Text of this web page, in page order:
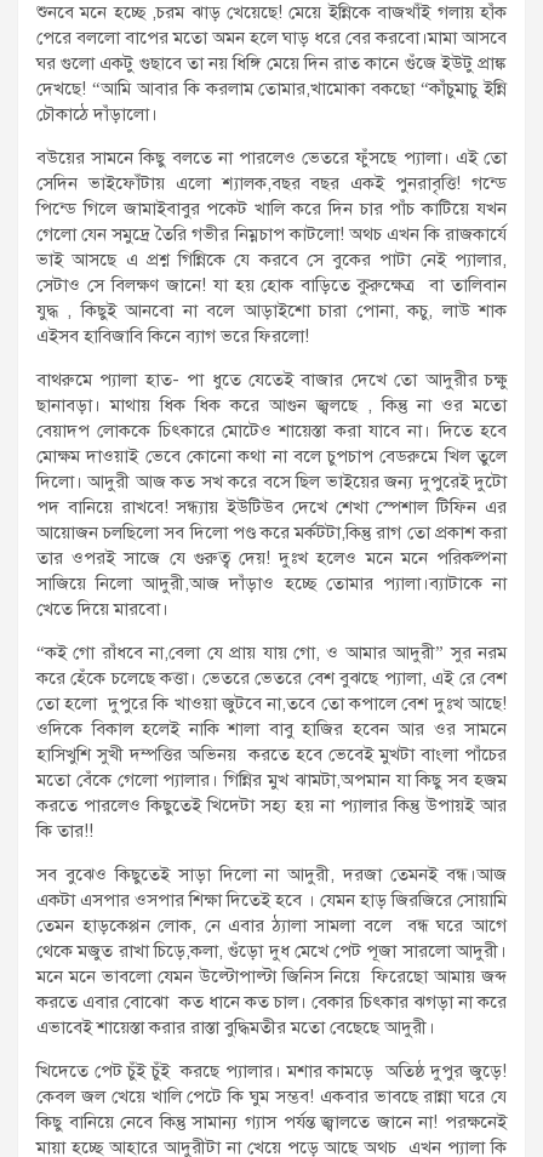
শুনবে মনে হচ্ছে ,চরম ঝাড় খেয়েছে! মেয়ে ইন্নিকে বাজখাঁই গলায় হাঁক
পেরে বললো বাপের মতো অমন হলে ঘাড় ধরে বের করবো।মামা আসবে
ঘর গুলো একটু গুছাবে তা নয় ধিঙ্গি মেয়ে দিন রাত কানে গুঁজে ইউটু প্রাঙ্ক
দেখছে! “আমি আবার কি করলাম তোমার,খামোকা বকছো “কাঁচুমাচু ইন্নি
চৌকাঠে দাঁড়ালো।
বউয়ের সামনে কিছু বলতে না পারলেও ভেতরে ফুঁসছে প্যালা। এই তো
সেদিন ভাইফোঁটায় এলো শ্যালক,বছর বছর একই পুনরাবৃত্তি! গন্ডে
পিন্ডে গিলে জামাইবাবুর পকেট খালি করে দিন চার পাঁচ কাটিয়ে যখন
গেলো যেন সমুদ্রে তৈরি গভীর নিম্নচাপ কাটলো! অথচ এখন কি রাজকার্যে
ভাই আসছে এ প্রশ্ন গিন্নিকে যে করবে সে বুকের পাটা নেই প্যালার,
সেটাও সে বিলক্ষণ জানে! যা হয় হোক বাড়িতে কুরুক্ষেত্র বা তালিবান
যুদ্ধ , কিছুই আনবো না বলে আড়াইশো চারা পোনা, কচু, লাউ শাক
এইসব হাবিজাবি কিনে ব্যাগ ভরে ফিরলো!
বাথরুমে প্যালা হাত- পা ধুতে যেতেই বাজার দেখে তো আদুরীর চক্ষু
ছানাবড়া। মাথায় ধিক ধিক করে আগুন জ্বলছে , কিন্তু না ওর মতো
বেয়াদপ লোককে চিৎকারে মোটেও শায়েস্তা করা যাবে না। দিতে হবে
মোক্ষম দাওয়াই ভেবে কোনো কথা না বলে চুপচাপ বেডরুমে খিল তুলে
দিলো। আদুরী আজ কত সখ করে বসে ছিল ভাইয়ের জন্য দুপুরেই দুটো
পদ বানিয়ে রাখবে! সন্ধ্যায় ইউটিউব দেখে শেখা স্পেশাল টিফিন এর
আয়োজন চলছিলো সব দিলো পণ্ড করে মর্কটটা,কিন্তু রাগ তো প্রকাশ করা
তার ওপরই সাজে যে গুরুত্ব দেয়! দুঃখ হলেও মনে মনে পরিকল্পনা
সাজিয়ে নিলো আদুরী,আজ দাঁড়াও হচ্ছে তোমার প্যালা।ব্যাটাকে না
খেতে দিয়ে মারবো।
“কই গো রাঁধবে না,বেলা যে প্রায় যায় গো, ও আমার আদুরী” সুর নরম
করে হেঁকে চলেছে কত্তা। ভেতরে ভেতরে বেশ বুঝছে প্যালা, এই রে বেশ
তো হলো দুপুরে কি খাওয়া জুটবে না,তবে তো কপালে বেশ দুঃখ আছে!
ওদিকে বিকাল হলেই নাকি শালা বাবু হাজির হবেন আর ওর সামনে
হাসিখুশি সুখী দম্পত্তির অভিনয় করতে হবে ভেবেই মুখটা বাংলা পাঁচের
মতো বেঁকে গেলো প্যালার। গিন্নির মুখ ঝামটা,অপমান যা কিছু সব হজম
করতে পারলেও কিছুতেই খিদেটা সহ্য হয় না প্যালার কিন্তু উপায়ই আর
কি তার!!
সব বুঝেও কিছুতেই সাড়া দিলো না আদুরী, দরজা তেমনই বন্ধ।আজ
একটা এসপার ওসপার শিক্ষা দিতেই হবে । যেমন হাড় জিরজিরে সোয়ামি
তেমন হাড়কেপ্পন লোক, নে এবার ঠ্যালা সামলা বলে বন্ধ ঘরে আগে
থেকে মজুত রাখা চিড়ে,কলা, গুঁড়ো দুধ মেখে পেট পূজা সারলো আদুরী।
মনে মনে ভাবলো যেমন উল্টোপাল্টা জিনিস নিয়ে ফিরেছো আমায় জব্দ
করতে এবার বোঝো কত ধানে কত চাল। বেকার চিৎকার ঝগড়া না করে
এভাবেই শায়েস্তা করার রাস্তা বুদ্ধিমতীর মতো বেছেছে আদুরী।
খিদেতে পেট চুঁই চুঁই করছে প্যালার। মশার কামড়ে অতিষ্ঠ দুপুর জুড়ে!
কেবল জল খেয়ে খালি পেটে কি ঘুম সম্ভব! একবার ভাবছে রান্না ঘরে যে
কিছু বানিয়ে নেবে কিন্তু সামান্য গ্যাস পর্যন্ত জ্বালতে জানে না! পরক্ষনেই
মায়া হচ্ছে আহারে আদুরীটা না খেয়ে পড়ে আছে অথচ এখন প্যালা কি